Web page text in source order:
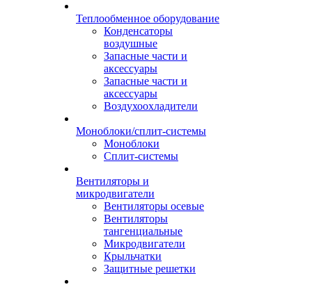
Теплообменное оборудование
Конденсаторы
воздушные
Запасные части и
аксессуары
Запасные части и
аксессуары
Воздухоохладители
Моноблоки/сплит-системы
Моноблоки
Сплит-системы
Вентиляторы и
микродвигатели
Вентиляторы осевые
Вентиляторы
тангенциальные
Микродвигатели
Крыльчатки
Защитные решетки